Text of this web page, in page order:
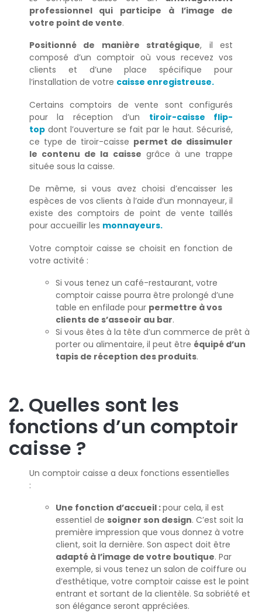
professionnel qui participe à l’image de
votre point de vente.
Positionné de manière stratégique, il est
composé d’un comptoir où vous recevez vos
clients et d’une place spécifique pour
l’installation de votre caisse enregistreuse.
Certains comptoirs de vente sont configurés
pour la réception d’un tiroir-caisse flip-
topdont l’ouverture se fait par le haut. Sécurisé,
ce type de tiroir-caisse permet de dissimuler
le contenu de la caisse grâce à une trappe
située sous la caisse.
De même, si vous avez choisi d’encaisser les
espèces de vos clients à l’aide d’un monnayeur, il
existe des comptoirs de point de vente taillés
pour accueillir les monnayeurs.
Votre comptoir caisse se choisit en fonction de
votre activité :
Si vous tenez un café-restaurant, votre
comptoir caisse pourra être prolongé d’une
table en enfilade pour permettre à vos
clients de s’asseoir au bar.
Si vous êtes à la tête d’un commerce de prêt à
porter ou alimentaire, il peut être équipé d’un
tapis de réception des produits.
2. Quelles sont les
fonctions d’un comptoir
caisse ?
Un comptoir caisse a deux fonctions essentielles
:
Une fonction d’accueil :pour cela, il est
essentiel de soigner son design. C’est soit la
première impression que vous donnez à votre
client, soit la dernière. Son aspect doit être
adapté à l’image de votre boutique. Par
exemple, si vous tenez un salon de coiffure ou
d’esthétique, votre comptoir caisse est le point
entrant et sortant de la clientèle. Sa sobriété et
son élégance seront appréciées.